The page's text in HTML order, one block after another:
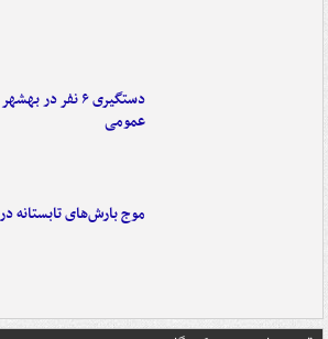
دستگیری ۶ نفر
عمومی
موج بارش‌های تابستانه در راه ۱۱